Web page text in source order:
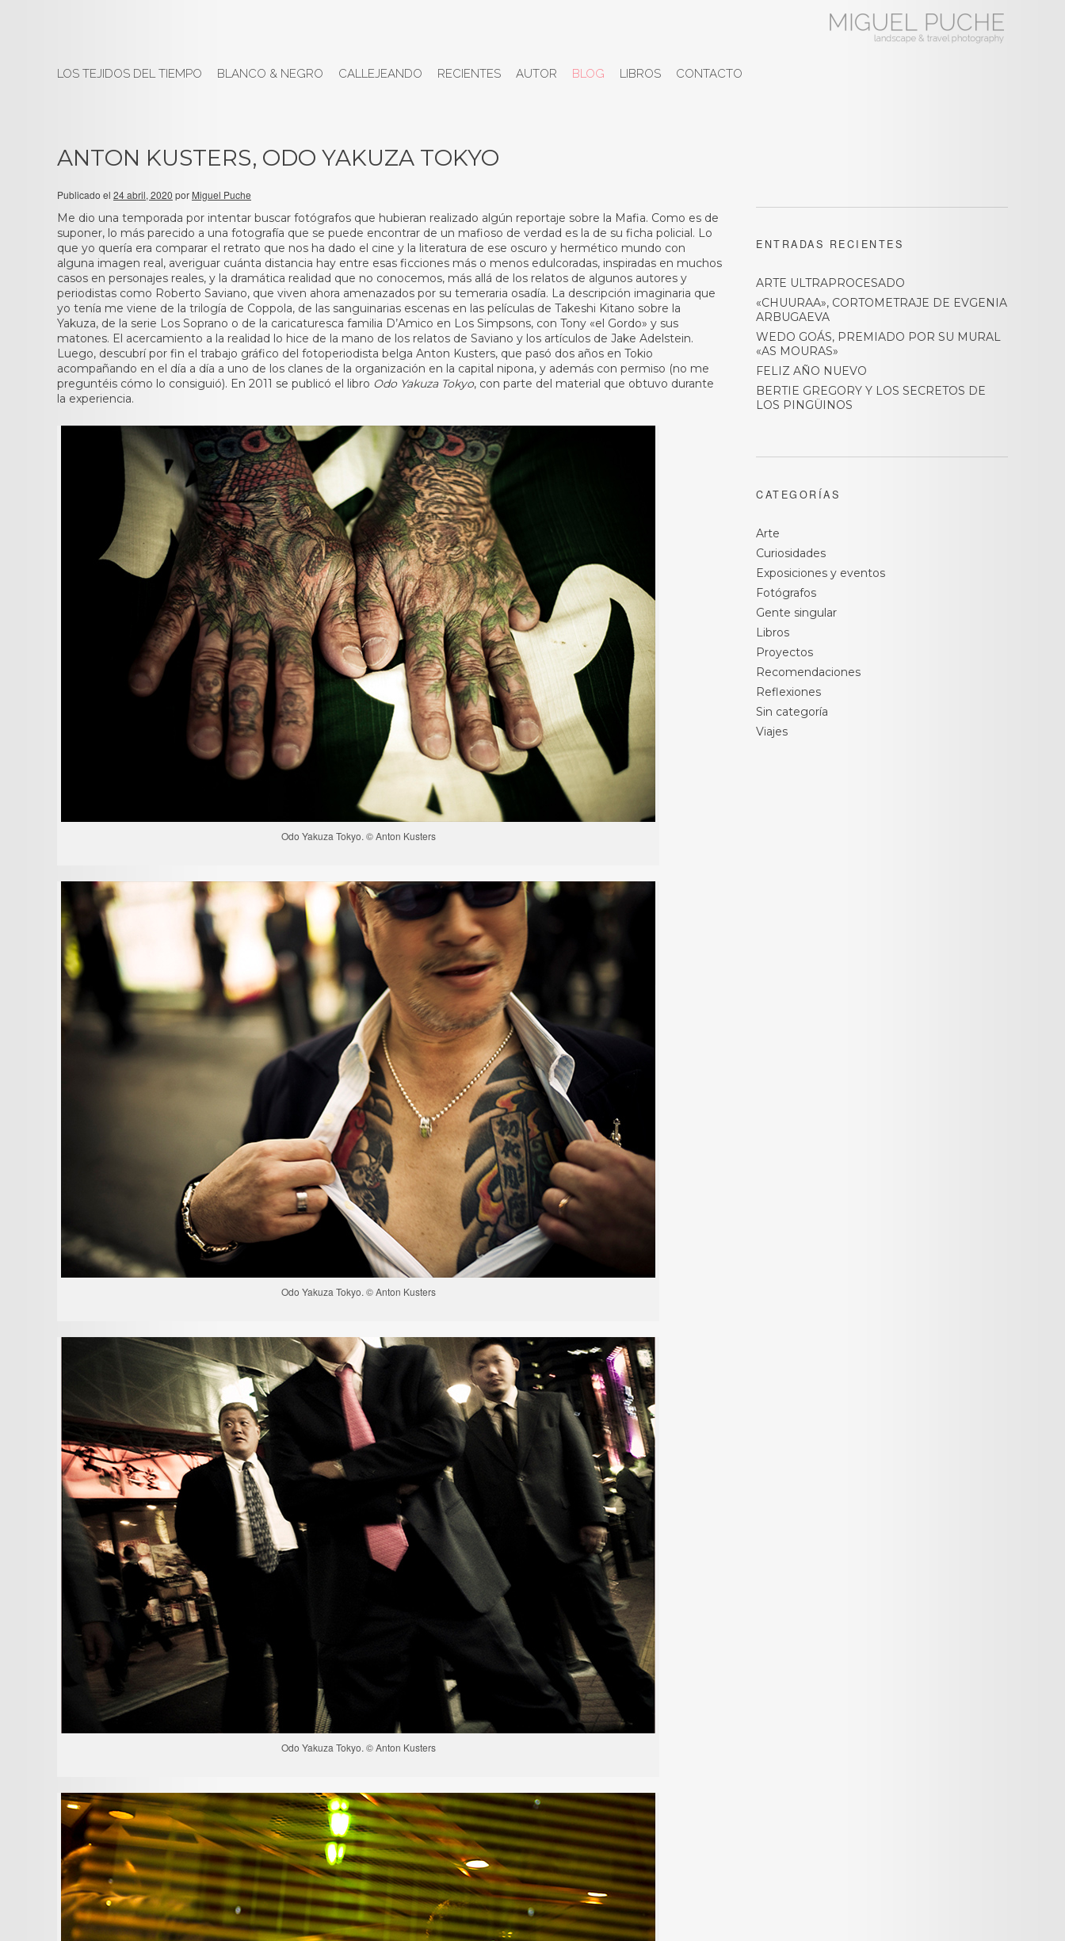
LOS TEJIDOS DEL TIEMPO BLANCO & NEGRO CALLEJEANDO RECIENTES AUTOR BLOG LIBROS CONTACTO
ANTON KUSTERS, ODO YAKUZA TOKYO
Publicado el 24 abril, 2020 por Miguel Puche
Me dio una temporada por intentar buscar fotógrafos que hubieran realizado algún reportaje sobre la Mafia. Como es de
suponer, lo más parecido a una fotografía que se puede encontrar de un mafioso de verdad es la de su ficha policial. Lo
que yo quería era comparar el retrato que nos ha dado el cine y la literatura de ese oscuro y hermético mundo con
alguna imagen real, averiguar cuánta distancia hay entre esas ficciones más o menos edulcoradas, inspiradas en muchos
casos en personajes reales, y la dramática realidad que no conocemos, más allá de los relatos de algunos autores y
periodistas como Roberto Saviano, que viven ahora amenazados por su temeraria osadía. La descripción imaginaria que
yo tenía me viene de la trilogía de Coppola, de las sanguinarias escenas en las películas de Takeshi Kitano sobre la
Yakuza, de la serie Los Soprano o de la caricaturesca familia D’Amico en Los Simpsons, con Tony «el Gordo» y sus
matones. El acercamiento a la realidad lo hice de la mano de los relatos de Saviano y los artículos de Jake Adelstein.
Luego, descubrí por fin el trabajo gráfico del fotoperiodista belga Anton Kusters, que pasó dos años en Tokio
acompañando en el día a día a uno de los clanes de la organización en la capital nipona, y además con permiso (no me
preguntéis cómo lo consiguió). En 2011 se publicó el libro Odo Yakuza Tokyo, con parte del material que obtuvo durante
la experiencia.
Odo Yakuza Tokyo. © Anton Kusters
Odo Yakuza Tokyo. © Anton Kusters
Odo Yakuza Tokyo. © Anton Kusters
ENTRADAS RECIENTES
ARTE ULTRAPROCESADO
«CHUURAA», CORTOMETRAJE DE EVGENIA
ARBUGAEVA
WEDO GOÁS, PREMIADO POR SU MURAL
«AS MOURAS»
FELIZ AÑO NUEVO
BERTIE GREGORY Y LOS SECRETOS DE
LOS PINGÜINOS
CATEGORÍAS
Arte
Curiosidades
Exposiciones y eventos
Fotógrafos
Gente singular
Libros
Proyectos
Recomendaciones
Reflexiones
Sin categoría
Viajes